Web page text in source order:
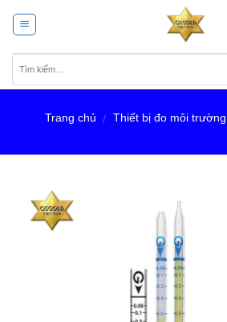
Trang chủ / Thiết bị đo môi trường